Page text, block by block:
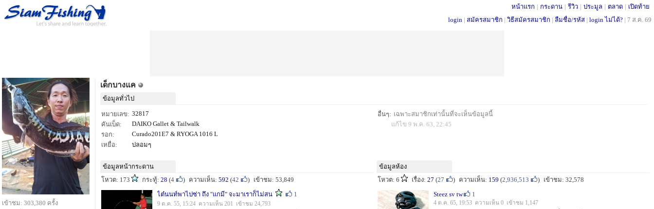
หน้าแรก | กระดาน | รีวิว | ประมูล | ตลาด | เปิดท้าย
login | สมัครสมาชิก | วิธีสมัครสมาชิก | ลืมชื่อ/รหัส | login ไม่ได้? | 7 ส.ค. 69
เด็กบางแค
ข้อมูลทั่วไป
หมายเลข: 32817
คันเบ็ด:
DAIKO Gallet & Tailwalk
รอก:
Curado201E7 & RYOGA 1016 L
เหยื่อ:
ปลอมๆ
อื่นๆ: เฉพาะสมาชิกเท่านั้นที่จะเห็นข้อมูลนี้
แก้ไข 9 พ.ค. 63, 22:45
ข้อมูลหน้ากระดาน
โหวต: 173
กระทู้: 28 (4 ) ความเห็น: 592 (42 ) เข้าชม: 53,849
ไต๋นนท์พาไปซ่า ถึง "แกมี" จะมาเราก็ไม่สน
1
9 ต.ค. 55, 15:24 ความเห็น 201 เข้าชม 24,793
ข้อมูลห้อง
โหวต: 6
เรื่อง: 27 (27 ) ความเห็น: 159 (2,936,513 ) เข้าชม: 32,578
Steez sv tw
1
4 ต.ค. 65, 19:53 ความเห็น 0 เข้าชม 1,147
เข้าชม: 303,380 ครั้ง